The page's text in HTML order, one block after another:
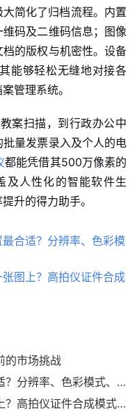
简化了归档流程。内置
码及二维码信息；图像
的版权与机密性。设备
能够轻松无缝地对接各
管理系统。
案扫描，到行政办公中
量发票录入及个人的电
都能凭借其500万像素的
及人性化的智能软件生
升的得力助手。
合适？分辨率、色彩模
图上？高拍仪证件合成
的市场挑战
高拍仪扫描参数怎么设置最合适？分辨率、色彩模式、文件格式一次讲清楚
身份证正反面怎么扫到一张图上？高拍仪证件合成模式怎么用？